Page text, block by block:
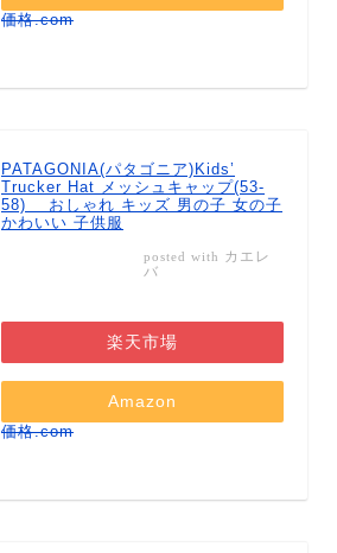
価格.com
PATAGONIA(パタゴニア)Kids’
Trucker Hat メッシュキャップ(53-
58) おしゃれ キッズ 男の子 女の子
かわいい 子供服
posted with カエレ
バ
楽天市場
Amazon
価格.com